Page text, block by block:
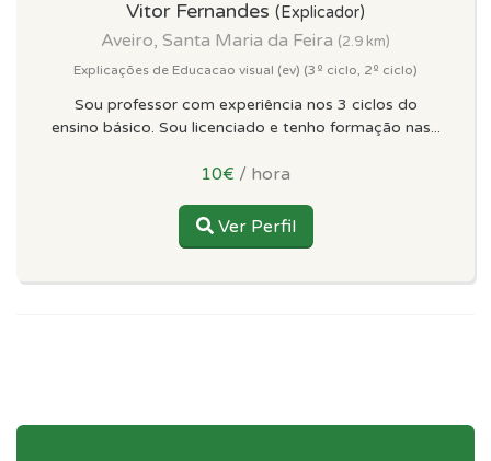
Vitor Fernandes (Explicador)
Aveiro, Santa Maria da Feira (2.9 km)
Explicações de Educacao visual (ev) (3º ciclo, 2º ciclo)
Sou professor com experiência nos 3 ciclos do
ensino básico. Sou licenciado e tenho formação nas...
10€ / hora
Ver Perfil